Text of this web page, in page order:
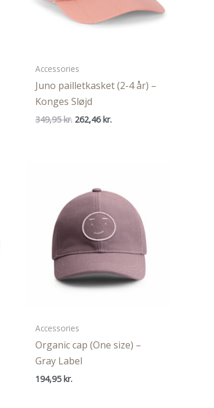
Accessories
Juno pailletkasket (2-4 år) –
Konges Sløjd
349,95kr. Den
262,46kr.Den
Accessories
Organic cap (One size) –
Gray Label
194,95kr.